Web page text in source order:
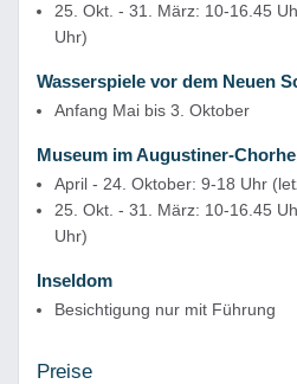
25. Okt. - 31. März: 10-16.45
Uhr)
Wasserspiele vor dem Neuen
Anfang Mai bis 3. Oktober
Museum im Augustiner-
April - 24. Oktober: 9-18 Uhr
25. Okt. - 31. März: 10-16.45
Uhr)
Inseldom
Besichtigung nur mit Führung
Preise